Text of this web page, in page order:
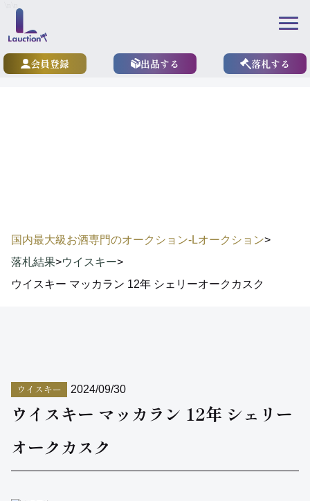
会員登録 出品する 落札する
国内最大級お酒専門のオークション-Lオークション>
落札結果>ウイスキー>
ウイスキー マッカラン 12年 シェリーオークカスク
ウイスキー 2024/09/30
ウイスキー マッカラン 12年 シェリー
オークカスク